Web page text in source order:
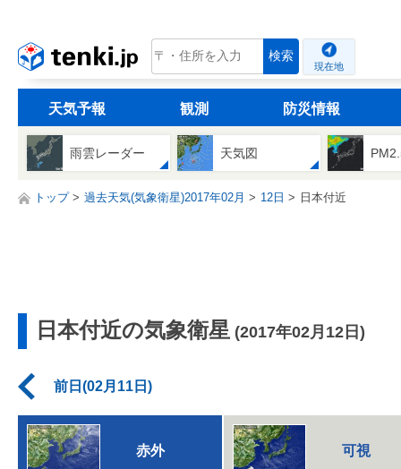
tenki.jp 検索
現在地
天気予報 観測 防災情報
雨雲レーダー 天気図
トップ 過去天気(気象衛星)2017年02月 12日 日本付近
日本付近の気象衛星 (2017年02月12日)
前日(02月11日)
赤外 可視